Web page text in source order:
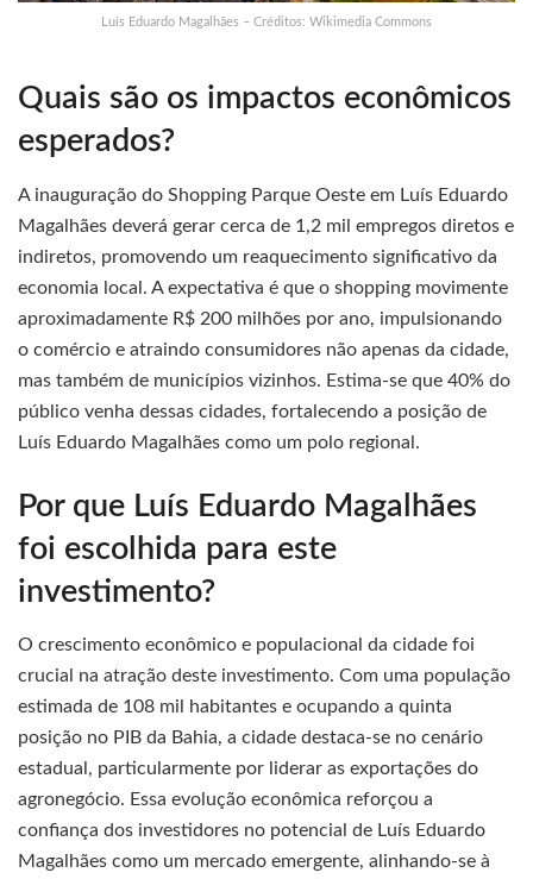
Luís Eduardo Magalhães – Créditos: Wikimedia Commons
Quais são os impactos econômicos
esperados?
A inauguração do Shopping Parque Oeste em Luís Eduardo
Magalhães deverá gerar cerca de 1,2 mil empregos diretos e
indiretos, promovendo um reaquecimento significativo da
economia local. A expectativa é que o shopping movimente
aproximadamente R$ 200 milhões por ano, impulsionando
o comércio e atraindo consumidores não apenas da cidade,
mas também de municípios vizinhos. Estima-se que 40% do
público venha dessas cidades, fortalecendo a posição de
Luís Eduardo Magalhães como um polo regional.
Por que Luís Eduardo Magalhães
foi escolhida para este
investimento?
O crescimento econômico e populacional da cidade foi
crucial na atração deste investimento. Com uma população
estimada de 108 mil habitantes e ocupando a quinta
posição no PIB da Bahia, a cidade destaca-se no cenário
estadual, particularmente por liderar as exportações do
agronegócio. Essa evolução econômica reforçou a
confiança dos investidores no potencial de Luís Eduardo
Magalhães como um mercado emergente, alinhando-se à